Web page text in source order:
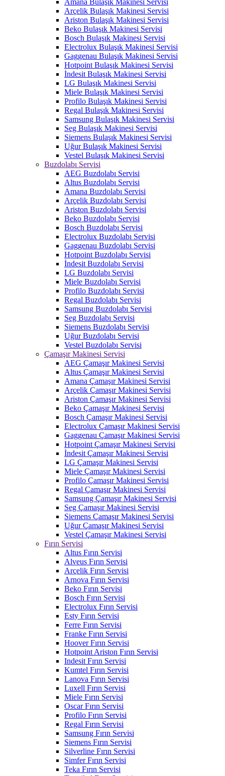
Amana Bulaşık Makinesi Servisi
Arçelik Bulaşık Makinesi Servisi
Ariston Bulaşık Makinesi Servisi
Beko Bulaşık Makinesi Servisi
Bosch Bulaşık Makinesi Servisi
Electrolux Bulaşık Makinesi Servisi
Gaggenau Bulaşık Makinesi Servisi
Hotpoint Bulaşık Makinesi Servisi
İndesit Bulaşık Makinesi Servisi
LG Bulaşık Makinesi Servisi
Miele Bulaşık Makinesi Servisi
Profilo Bulaşık Makinesi Servisi
Regal Bulaşık Makinesi Servisi
Samsung Bulaşık Makinesi Servisi
Seg Bulaşık Makinesi Servisi
Siemens Bulaşık Makinesi Servisi
Uğur Bulaşık Makinesi Servisi
Vestel Bulaşık Makinesi Servisi
Buzdolabı Servisi
AEG Buzdolabı Servisi
Altus Buzdolabı Servisi
Amana Buzdolabı Servisi
Arçelik Buzdolabı Servisi
Ariston Buzdolabı Servisi
Beko Buzdolabı Servisi
Bosch Buzdolabı Servisi
Electrolux Buzdolabı Servisi
Gaggenau Buzdolabı Servisi
Hotpoint Buzdolabı Servisi
İndesit Buzdolabı Servisi
LG Buzdolabı Servisi
Miele Buzdolabı Servisi
Profilo Buzdolabı Servisi
Regal Buzdolabı Servisi
Samsung Buzdolabı Servisi
Seg Buzdolabı Servisi
Siemens Buzdolabı Servisi
Uğur Buzdolabı Servisi
Vestel Buzdolabı Servisi
Çamaşır Makinesi Servisi
AEG Çamaşır Makinesi Servisi
Altus Çamaşır Makinesi Servisi
Amana Çamaşır Makinesi Servisi
Arçelik Çamaşır Makinesi Servisi
Ariston Çamaşır Makinesi Servisi
Beko Çamaşır Makinesi Servisi
Bosch Çamaşır Makinesi Servisi
Electrolux Çamaşır Makinesi Servisi
Gaggenau Çamaşır Makinesi Servisi
Hotpoint Çamaşır Makinesi Servisi
İndesit Çamaşır Makinesi Servisi
LG Çamaşır Makinesi Servisi
Miele Çamaşır Makinesi Servisi
Profilo Çamaşır Makinesi Servisi
Regal Çamaşır Makinesi Servisi
Samsung Çamaşır Makinesi Servisi
Seg Çamaşır Makinesi Servisi
Siemens Çamaşır Makinesi Servisi
Uğur Çamaşır Makinesi Servisi
Vestel Çamaşır Makinesi Servisi
Fırın Servisi
Altus Fırın Servisi
Alveus Fırın Servisi
Arçelik Fırın Servisi
Arnova Fırın Servisi
Beko Fırın Servisi
Bosch Fırın Servisi
Electrolux Fırın Servisi
Esty Fırın Servisi
Ferre Fırın Servisi
Franke Fırın Servisi
Hoover Fırın Servisi
Hotpoint Ariston Fırın Servisi
Indesit Fırın Servisi
Kumtel Fırın Servisi
Lanova Fırın Servisi
Luxell Fırın Servisi
Miele Fırın Servisi
Oscar Fırın Servisi
Profilo Fırın Servisi
Regal Fırın Servisi
Samsung Fırın Servisi
Siemens Fırın Servisi
Silverline Fırın Servisi
Simfer Fırın Servisi
Teka Fırın Servisi